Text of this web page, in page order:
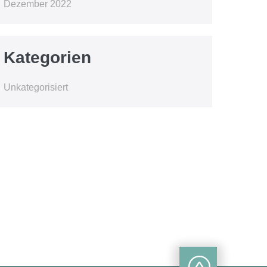
Dezember 2022
Kategorien
Unkategorisiert